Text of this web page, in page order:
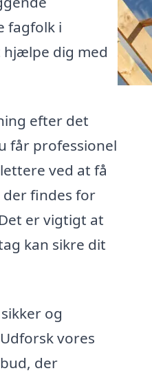
fagfolk i
dig med
efter det
får professionel
ved at få
der findes for
er vigtigt at
kan sikre dit
og
vores
der